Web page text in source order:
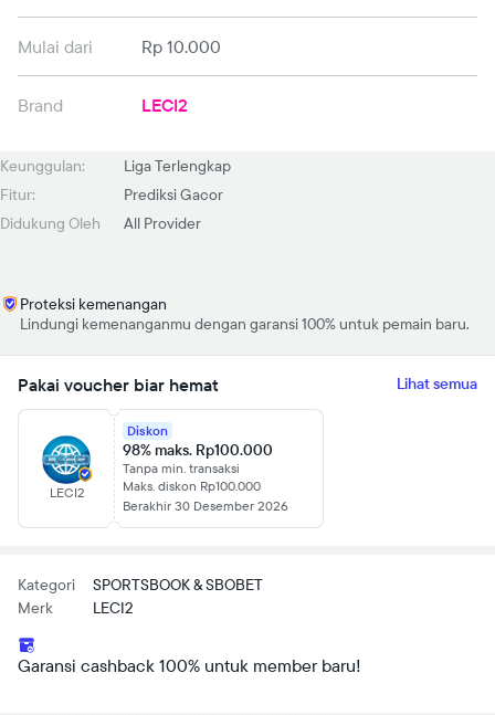
Mulai dari Rp 10.000
Brand LECI2
Keunggulan:
Liga Terlengkap
Fitur:
Prediksi Gacor
Didukung Oleh
All Provider
Proteksi kemenangan
Lindungi kemenanganmu dengan garansi 100% untuk pemain baru.
Pakai voucher biar hemat Lihat semua
LECI2
Diskon
98% maks. Rp100.000
Tanpa min. transaksi
Maks. diskon Rp100.000
Berakhir 30 Desember 2026
Kategori
SPORTSBOOK & SBOBET
Merk
LECI2
Garansi cashback 100% untuk member baru!